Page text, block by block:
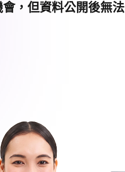
，但資料公開後無